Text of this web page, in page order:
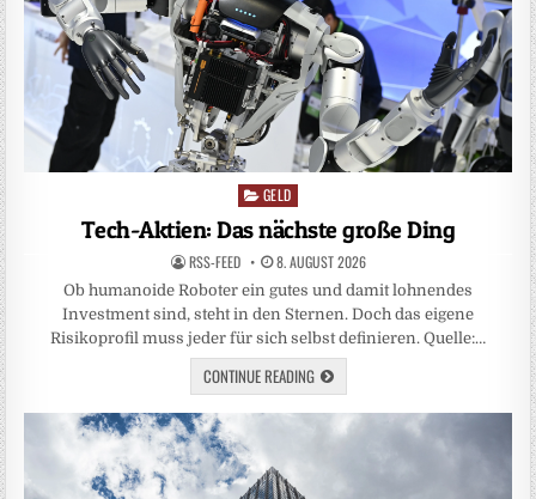
Posted
GELD
Tech-Aktien: Das nächste große Ding
RSS-FEED 8. AUGUST 2026
Ob humanoide Roboter ein gutes und damit lohnendes
Investment sind, steht in den Sternen. Doch das eigene
Risikoprofil muss jeder für sich selbst definieren. Quelle:…
CONTINUE READING